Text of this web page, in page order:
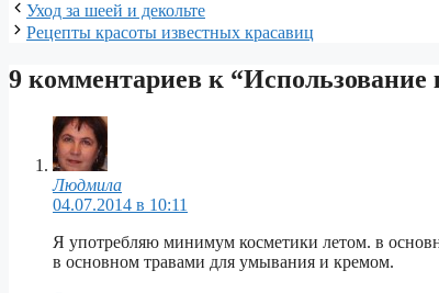
Уход за шеей и декольте
Рецепты красоты известных красавиц
9 комментариев к “Использование
Людмила
04.07.2014 в 10:11
Я употребляю минимум косметики летом. в
в основном травами для умывания и кремом.